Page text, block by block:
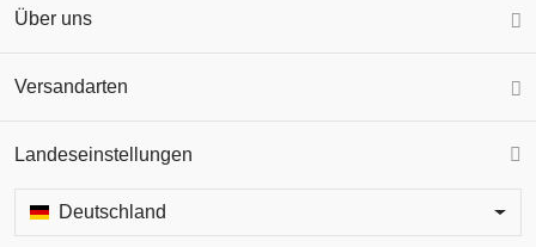
Über uns
Versandarten
Landeseinstellungen
Deutschland